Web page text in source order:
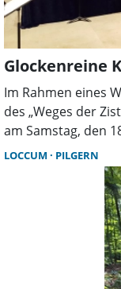
Glockenreine
Im Rahmen eines
des „Weges der
am Samstag, den
festliches Konzert
Handglockenchor
Thomas Eickhoff.
Stiftskantor
Spenden wird
LOCCUM PILGERN